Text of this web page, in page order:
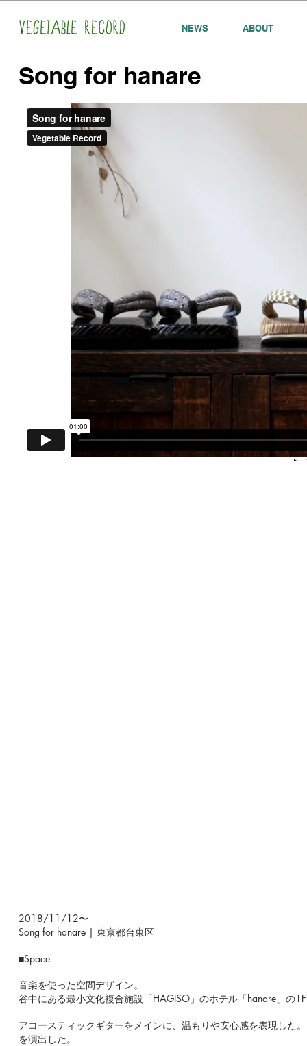
NEWS ABOUT
Song for hanare
2018/11/12〜
Song for hanare | 東京都台東区
■Space
音楽を使った空間デザイン。
谷中にある最小文化複合施設「HAGISO」のホテル「hanare」の
アコースティックギターをメインに、温もりや安心感を表現した
を演出した。